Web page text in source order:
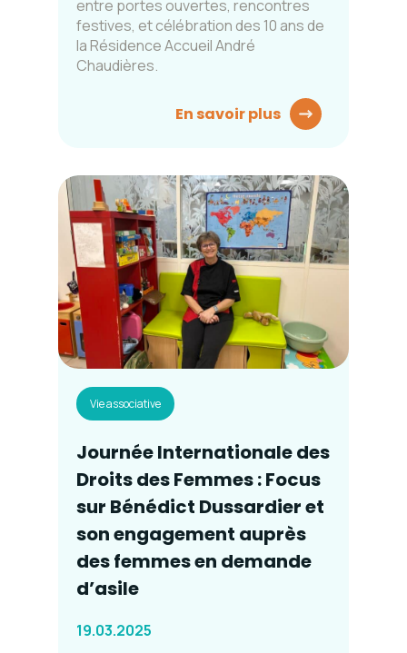
entre portes ouvertes, rencontres
festives, et célébration des 10 ans de
la Résidence Accueil André
Chaudières.
En savoir plus
Vie associative
Journée Internationale des
Droits des Femmes : Focus
sur Bénédict Dussardier et
son engagement auprès
des femmes en demande
d’asile
19.03.2025